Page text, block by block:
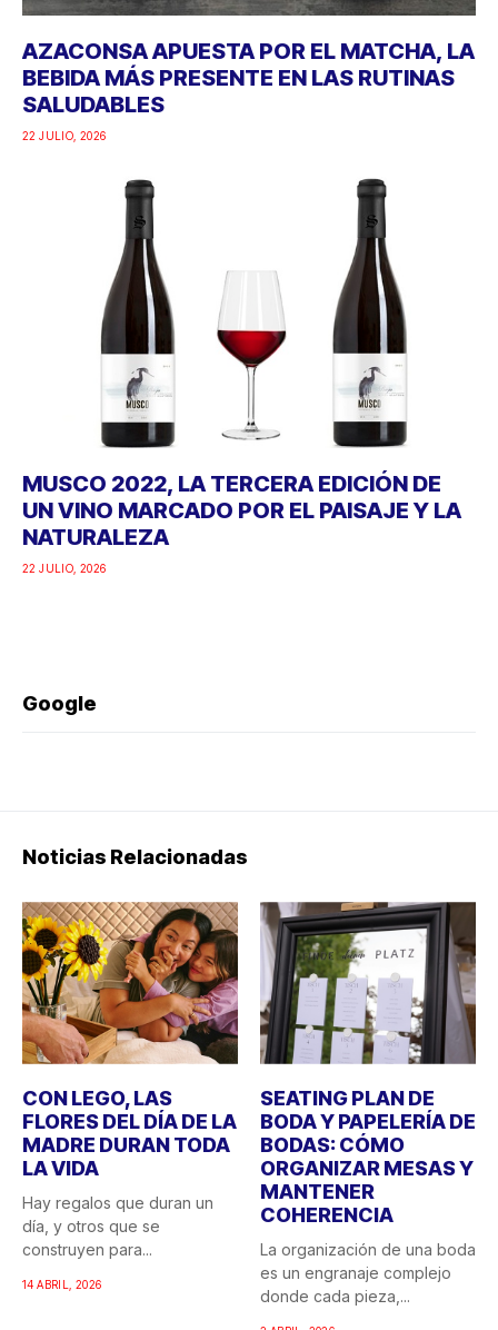
AZACONSA APUESTA POR EL MATCHA, LA
BEBIDA MÁS PRESENTE EN LAS RUTINAS
SALUDABLES
22 JULIO, 2026
MUSCO 2022, LA TERCERA EDICIÓN DE
UN VINO MARCADO POR EL PAISAJE Y LA
NATURALEZA
22 JULIO, 2026
Google
Noticias Relacionadas
CON LEGO, LAS
FLORES DEL DÍA DE LA
MADRE DURAN TODA
LA VIDA
Hay regalos que duran un
día, y otros que se
construyen para...
14 ABRIL, 2026
SEATING PLAN DE
BODA Y PAPELERÍA DE
BODAS: CÓMO
ORGANIZAR MESAS Y
MANTENER
COHERENCIA
La organización de una boda
es un engranaje complejo
donde cada pieza,...